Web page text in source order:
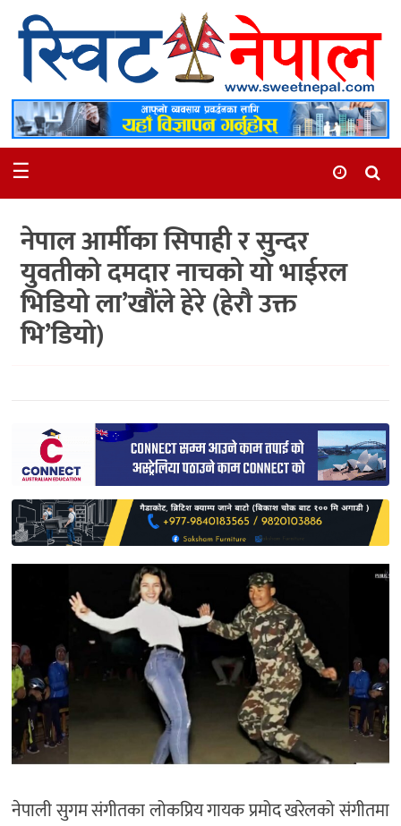
समाचार
स्थानीय
मनोरञ्जन
अन्तर्वार्ता
समाज
रोचक
प्रदेश
English
☰
नेपाल आर्मीका सिपाही र सुन्दर
युवतीको दमदार नाचको यो भाईरल
भिडियो ला’खौंले हेरे (हेरौ उक्त
भि’डियो)
नेपाली सुगम संगीतका लोकप्रिय गायक प्रमोद खरेलको संगीतमा